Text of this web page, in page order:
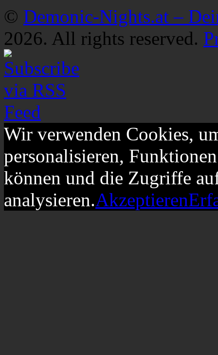
© Demonic-Nights.at –
2026. All rights reserved.
Wir verwenden Cookies,
personalisieren,
können und die Zugriffe
analysieren.Akzeptieren